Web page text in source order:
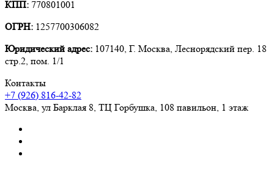
КПП: 770801001
ОГРН: 1257700306082
Юридический адрес: 107140, Г. Москва, Леснорядский пер. 18
стр.2, пом. 1/1
Контакты
+7 (926) 816-42-82
Москва, ул Барклая 8, ТЦ Горбушка, 108 павильон, 1 этаж